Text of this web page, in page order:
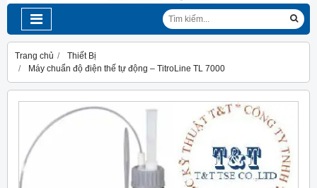
Trang chủ
Thiết Bị
Máy chuẩn độ điện thế tự động – TitroLine TL 7000